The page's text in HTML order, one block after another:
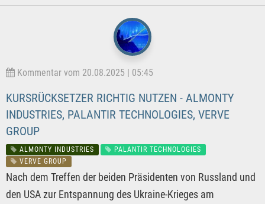
Kommentar vom 20.08.2025 | 05:45
KURSRÜCKSETZER RICHTIG NUTZEN - ALMONTY
INDUSTRIES, PALANTIR TECHNOLOGIES, VERVE
GROUP
ALMONTY INDUSTRIES
PALANTIR TECHNOLOGIES
VERVE GROUP
Nach dem Treffen der beiden Präsidenten von Russland und
den USA zur Entspannung des Ukraine-Krieges am